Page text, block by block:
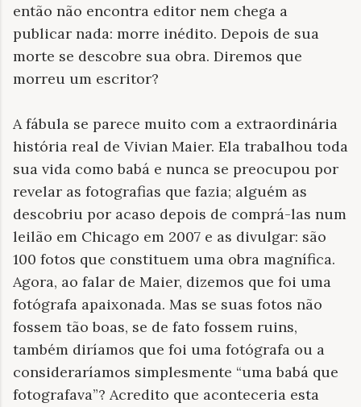
então não encontra editor nem chega a
publicar nada: morre inédito. Depois de sua
morte se descobre sua obra. Diremos que
morreu um escritor?
A fábula se parece muito com a extraordinária
história real de Vivian Maier. Ela trabalhou toda
sua vida como babá e nunca se preocupou por
revelar as fotografias que fazia; alguém as
descobriu por acaso depois de comprá-las num
leilão em Chicago em 2007 e as divulgar: são
100 fotos que constituem uma obra magnífica.
Agora, ao falar de Maier, dizemos que foi uma
fotógrafa apaixonada. Mas se suas fotos não
fossem tão boas, se de fato fossem ruins,
também diríamos que foi uma fotógrafa ou a
consideraríamos simplesmente “uma babá que
fotografava”? Acredito que aconteceria esta